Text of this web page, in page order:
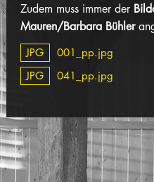
Zudem muss immer der
Mauren/Barbara Bühler
JPG
001_pp.jpg
JPG
041_pp.jpg